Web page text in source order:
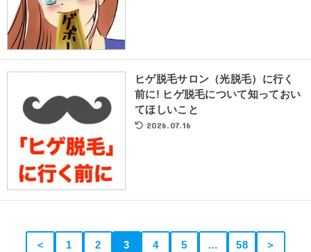
ヒゲ脱毛サロン（光脱毛）に行く
前に! ヒゲ脱毛について知っておい
てほしいこと
2026.07.16
＜ 1 2 3 4 5 … 58 ＞